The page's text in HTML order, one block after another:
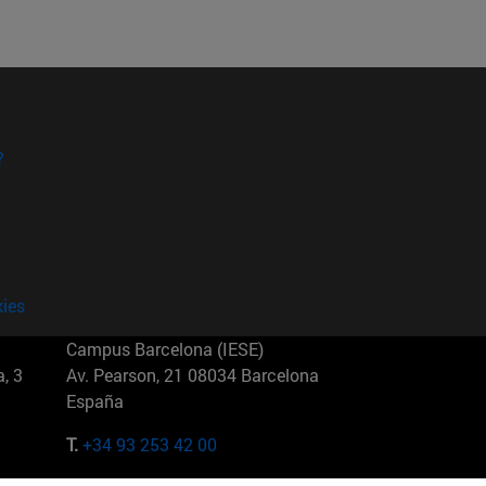
3
Campus Barcelona (IESE)
Av. Pearson, 21 08034 Barcelona
España
T.+34 93 253 42 00